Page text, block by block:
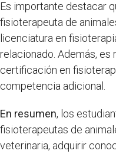
Es importante destacar
fisioterapeuta de
licenciatura en
relacionado. Además,
certificación en
competencia adicional.
En resumen, los
fisioterapeutas de
veterinaria, adquirir